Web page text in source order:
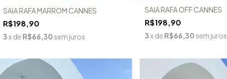
SAIA RAFA MARROM CANNES
R$198,90
3x de R$66,30 sem juros
SAIA RAFA OFF CANNES
R$198,90
3x de R$66,30 sem juros